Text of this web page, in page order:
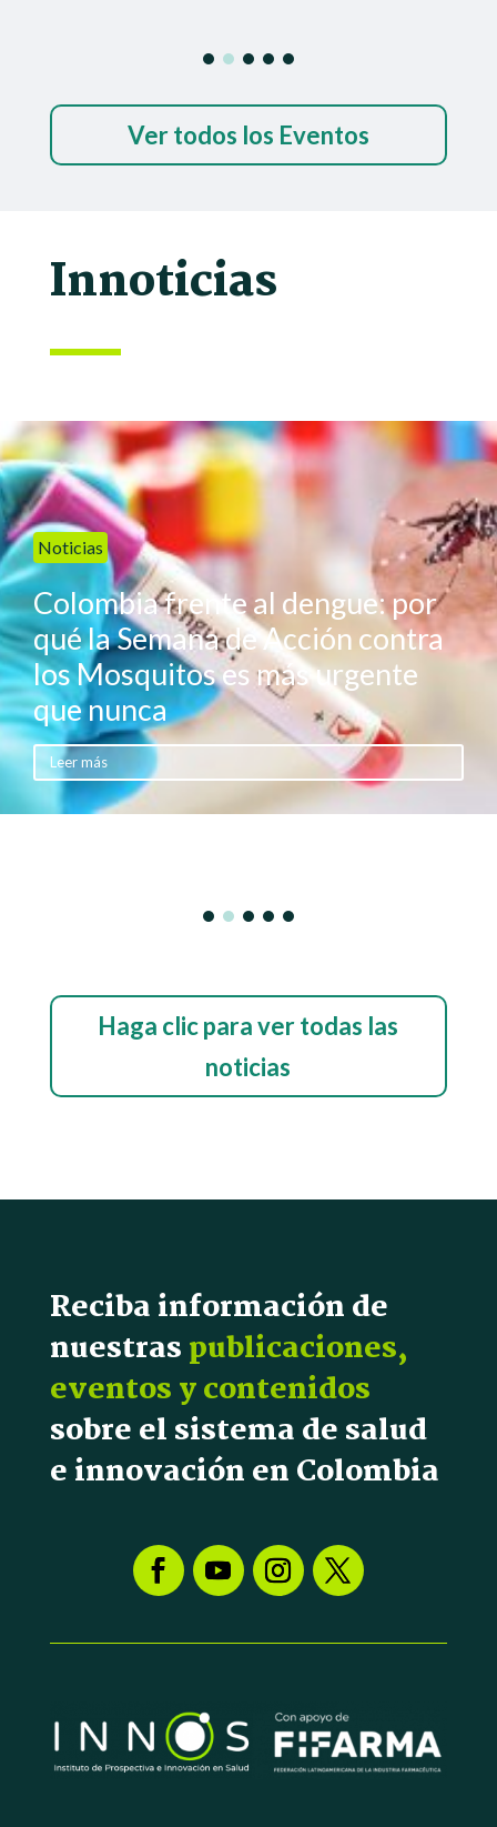
Ver todos los Eventos
Innoticias
Noticias
Colombia frente al dengue: por
qué la Semana de Acción contra
los Mosquitos es más urgente
que nunca
Leer más
Haga clic para ver todas las
noticias
Reciba información de
nuestraspublicaciones,
eventos y contenidos
sobre el sistema de salud
e innovación en Colombia